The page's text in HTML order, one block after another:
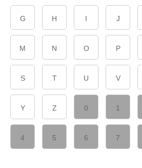
G H I J
M N O P
S T U V
Y Z 0 1
4 5 6 7